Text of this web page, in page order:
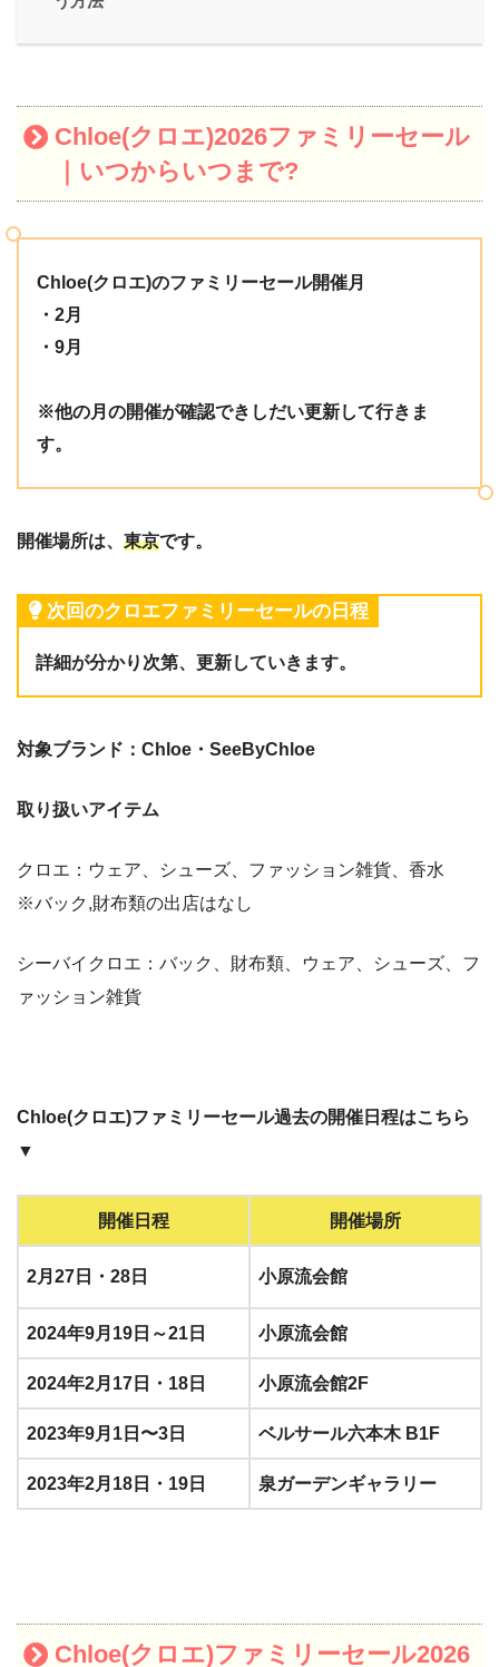
Chloe(クロエ)2026ファミリーセール
｜いつからいつまで?
Chloe(クロエ)のファミリーセール開催月
・2月
・9月
※他の月の開催が確認できしだい更新して行きま
す。
開催場所は、 東京です。
次回のクロエファミリーセールの日程
詳細が分かり次第、更新していきます。
対象ブランド：Chloe・SeeByChloe
取り扱いアイテム
クロエ：ウェア、シューズ、ファッション雑貨、香水
※バック,財布類の出店はなし
シーバイクロエ：バック、財布類、ウェア、シューズ、フ
ァッション雑貨
Chloe(クロエ)ファミリーセール過去の開催日程はこちら
▼
開催日程 開催場所
2月27日・28日 小原流会館
2024年9月19日～21日 小原流会館
2024年2月17日・18日 小原流会館2F
2023年9月1日〜3日 ベルサール六本木 B1F
2023年2月18日・19日 泉ガーデンギャラリー
Chloe(クロエ)ファミリーセール2026